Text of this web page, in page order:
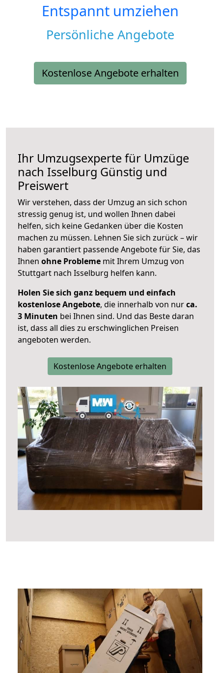
Entspannt umziehen
Persönliche Angebote
Kostenlose Angebote erhalten
Ihr Umzugsexperte für Umzüge
nach Isselburg Günstig und
Preiswert
Wir verstehen, dass der Umzug an sich schon
stressig genug ist, und wollen Ihnen dabei
helfen, sich keine Gedanken über die Kosten
machen zu müssen. Lehnen Sie sich zurück – wir
haben garantiert passende Angebote für Sie, das
Ihnen ohne Probleme mit Ihrem Umzug von
Stuttgart nach Isselburg helfen kann.
Holen Sie sich ganz bequem und einfach
kostenlose Angebote, die innerhalb von nurca.
3 Minuten bei Ihnen sind. Und das Beste daran
ist, dass all dies zu erschwinglichen Preisen
angeboten werden.
Kostenlose Angebote erhalten